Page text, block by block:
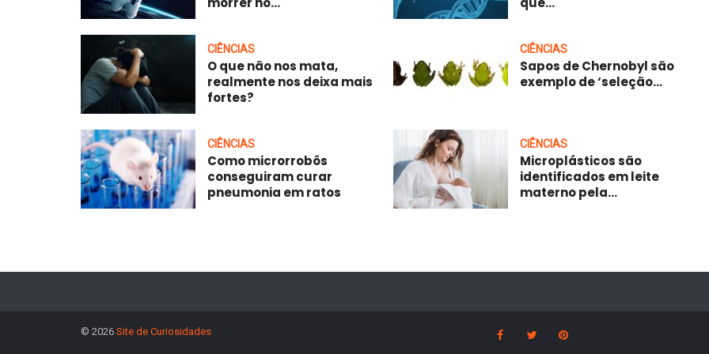
CIÊNCIAS
O que não nos mata,
realmente nos deixa mais
fortes?
CIÊNCIAS
Sapos de Chernobyl são
exemplo de ‘seleção...
CIÊNCIAS
Como microrrobôs
conseguiram curar
pneumonia em ratos
CIÊNCIAS
Microplásticos são
identificados em leite
materno pela...
© 2026 Site de Curiosidades